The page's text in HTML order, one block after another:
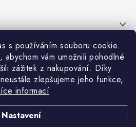
s používáním souboru cookie.
vám umožnili pohodlné
zážitek z nakupování. Díky
zlepšujeme jeho funkce,
informací
Nastavení